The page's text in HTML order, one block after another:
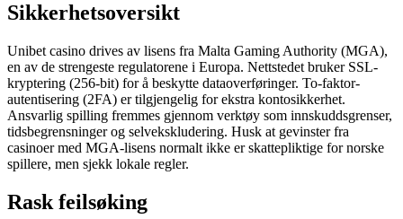
Sikkerhetsoversikt
Unibet casino drives av lisens fra Malta Gaming Authority (MGA),
en av de strengeste regulatorene i Europa. Nettstedet bruker SSL-
kryptering (256-bit) for å beskytte dataoverføringer. To-faktor-
autentisering (2FA) er tilgjengelig for ekstra kontosikkerhet.
Ansvarlig spilling fremmes gjennom verktøy som innskuddsgrenser,
tidsbegrensninger og selvekskludering. Husk at gevinster fra
casinoer med MGA-lisens normalt ikke er skattepliktige for norske
spillere, men sjekk lokale regler.
Rask feilsøking